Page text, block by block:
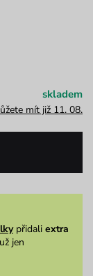
skladem
mít již 11. 08.
přidali extra
jen